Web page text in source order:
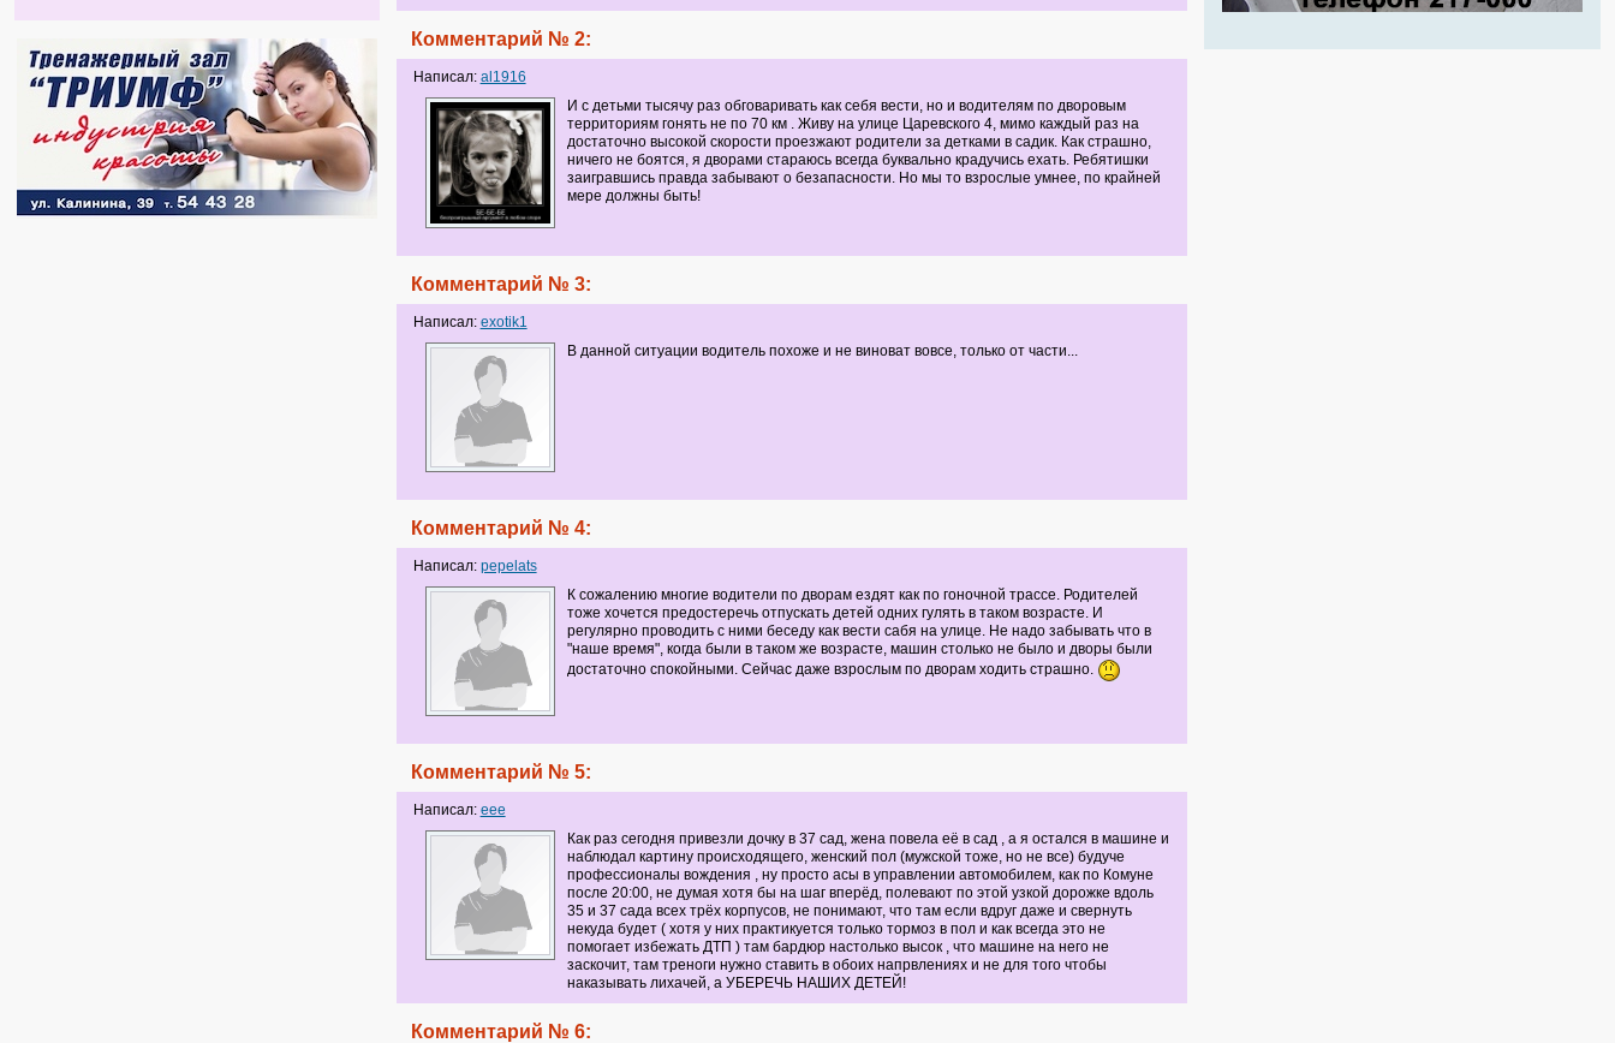
Комментарий № 2:
Написал: al1916
И с детьми тысячу раз обговаривать как себя вести, но и водителям по дворовым
территориям гонять не по 70 км . Живу на улице Царевского 4, мимо каждый раз на
достаточно высокой скорости проезжают родители за детками в садик. Как страшно,
ничего не боятся, я дворами стараюсь всегда буквально крадучись ехать. Ребятишки
заигравшись правда забывают о безапасности. Но мы то взрослые умнее, по крайней
мере должны быть!
Комментарий № 3:
Написал: exotik1
В данной ситуации водитель похоже и не виноват вовсе, только от части...
Комментарий № 4:
Написал: pepelats
К сожалению многие водители по дворам ездят как по гоночной трассе. Родителей
тоже хочется предостеречь отпускать детей одних гулять в таком возрасте. И
регулярно проводить с ними беседу как вести сабя на улице. Не надо забывать что в
"наше время", когда были в таком же возрасте, машин столько не было и дворы были
достаточно спокойными. Сейчас даже взрослым по дворам ходить страшно.
Комментарий № 5:
Написал: eee
Как раз сегодня привезли дочку в 37 сад, жена повела её в сад , а я остался в машине и
наблюдал картину происходящего, женский пол (мужской тоже, но не все) будуче
профессионалы вождения , ну просто асы в управлении автомобилем, как по Комуне
после 20:00, не думая хотя бы на шаг вперёд, полевают по этой узкой дорожке вдоль
35 и 37 сада всех трёх корпусов, не понимают, что там если вдруг даже и свернуть
некуда будет ( хотя у них практикуется только тормоз в пол и как всегда это не
помогает избежать ДТП ) там бардюр настолько высок , что машине на него не
заскочит, там треноги нужно ставить в обоих напрвлениях и не для того чтобы
наказывать лихачей, а УБЕРЕЧЬ НАШИХ ДЕТЕЙ!
Комментарий № 6: